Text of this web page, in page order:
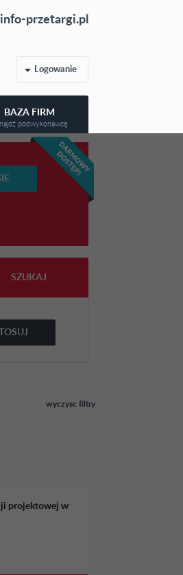
przetargi.pl
Logowanie
BAZA FIRM
podwykonawcę
SZUKAJ
wyczysc filtry
projektowej w